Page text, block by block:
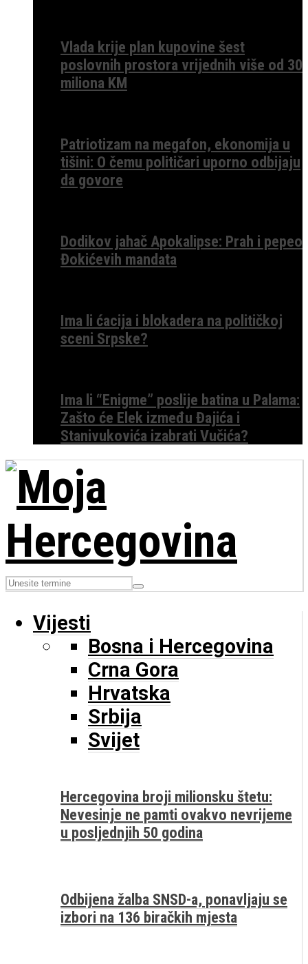
Vlada krije plan kupovine šest
poslovnih prostora vrijednih više od 30
miliona KM
Patriotizam na megafon, ekonomija u
tišini: O čemu političari uporno odbijaju
da govore
Dodikov jahač Apokalipse: Prah i pepeo
Đokićevih mandata
Ima li ćacija i blokadera na političkoj
sceni Srpske?
Ima li “Enigme” poslije batina u Palama:
Zašto će Elek između Đajića i
Stanivukovića izabrati Vučića?
Vijesti
Bosna i Hercegovina
Crna Gora
Hrvatska
Srbija
Svijet
Hercegovina broji milionsku štetu:
Nevesinje ne pamti ovakvo nevrijeme
u posljednjih 50 godina
Odbijena žalba SNSD-a, ponavljaju se
izbori na 136 biračkih mjesta